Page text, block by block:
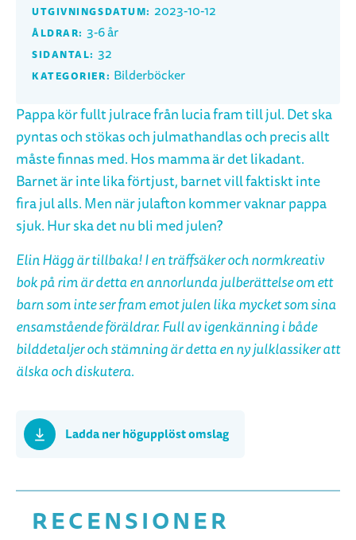
UTGIVNINGSDATUM: 2023-10-12
ÅLDRAR: 3-6 år
SIDANTAL: 32
KATEGORIER: Bilderböcker
Pappa kör fullt julrace från lucia fram till jul. Det ska
pyntas och stökas och julmathandlas och precis allt
måste finnas med. Hos mamma är det likadant.
Barnet är inte lika förtjust, barnet vill faktiskt inte
fira jul alls. Men när julafton kommer vaknar pappa
sjuk. Hur ska det nu bli med julen?
Elin Hägg är tillbaka! I en träffsäker och normkreativ
bok på rim är detta en annorlunda julberättelse om ett
barn som inte ser fram emot julen lika mycket som sina
ensamstående föräldrar. Full av igenkänning i både
bilddetaljer och stämning är detta en ny julklassiker att
älska och diskutera.
Ladda ner högupplöst omslag
RECENSIONER